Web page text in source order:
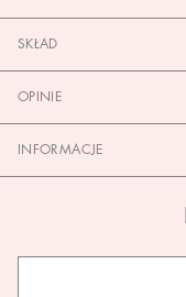
SKŁAD
OPINIE
INFORMACJE